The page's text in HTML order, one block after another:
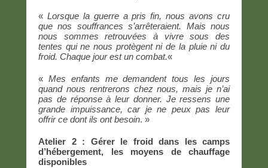
« Lorsque la guerre a pris fin, nous avons cru
que nos souffrances s’arrêteraient. Mais nous
nous sommes retrouvées à vivre sous des
tentes qui ne nous protègent ni de la pluie ni du
froid. Chaque jour est un combat.«
« Mes enfants me demandent tous les jours
quand nous rentrerons chez nous, mais je n’ai
pas de réponse à leur donner. Je ressens une
grande impuissance, car je ne peux pas leur
offrir ce dont ils ont besoin. »
Atelier 2 : Gérer le froid dans les camps
d’hébergement, les moyens de chauffage
disponibles